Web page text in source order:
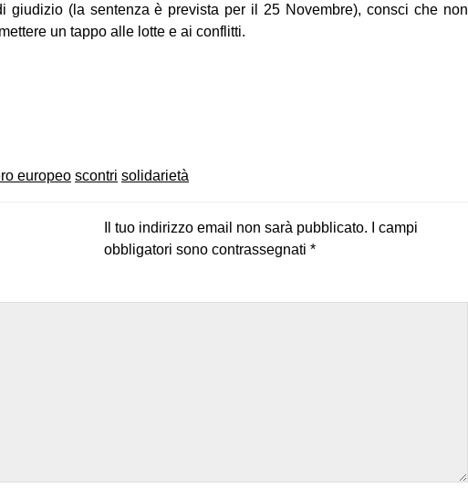
giudizio (la sentenza è prevista per il 25 Novembre), consci che non
un tappo alle lotte e ai conflitti.
europeo scontri solidarietà
Il tuo indirizzo email non sarà pubblicato.
I campi
obbligatori sono contrassegnati *